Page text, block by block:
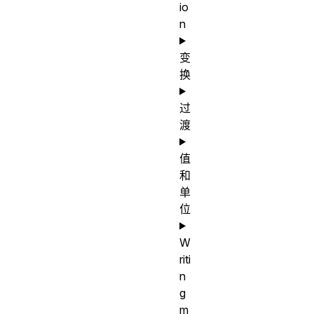
io
n
变
换
过
渡
值
和
单
位
W
riti
n
g
m